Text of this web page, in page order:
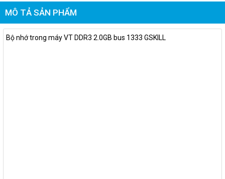
MÔ TẢ SẢN PHẨM
Bộ nhớ trong máy VT DDR3 2.0GB bus 1333 GSKILL